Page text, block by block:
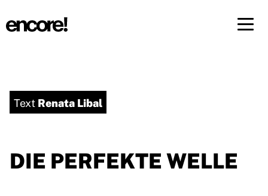
Text Renata Libal
DIE PERFEKTE WELLE